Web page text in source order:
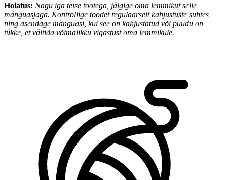
Hoiatus: Nagu iga teise tootega, jälgige oma lemmikut selle
mänguasjaga. Kontrollige toodet regulaarselt kahjustuste suhtes
ning asendage mänguasi, kui see on kahjustatud või puudu on
tükke, et vältida võimalikku vigastust oma lemmikule.